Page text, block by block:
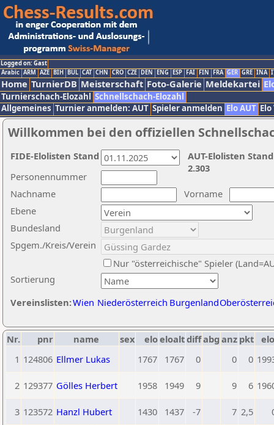
Logged on: Gast
Arabic ARM AZE BIH BUL CAT CHN CRO CZE DEN ENG ESP FAI FIN FRA GER GRE INA
Home TurnierDB Meisterschaft Foto-Galerie Meldekartei
Turnierschach-Elozahl Schnellschach-Elozahl
Allgemeines Turnier anmelden: AUT Spieler anmelden Elo AUT
Willkommen bei den offiziellen
Nachname
Vorname
Ebene
Sortierung
Personennummer
Bundesland
Spgem./Kreis/Verein
Nur "österreichische" Spieler
Vereinslisten:Wien Niederösterreich Burgenland
AUT-Elolisten
2.303
FIDE-Elolisten Stand
Nr. pnr name sex eloeloaltdiffabg anz pkt
1 124806 Ellmer Lukas 1767 1767 0 0 0
2 129377 Gölles Herbert 1958 1949 9 9 6
3 123572 Hanzl Hubert 1430 1437 -7 7 2,5